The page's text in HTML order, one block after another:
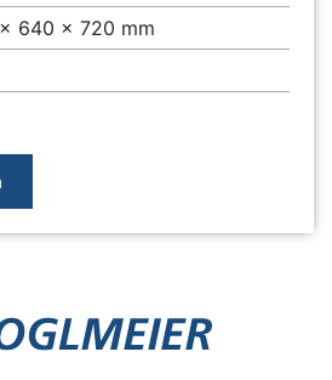
640 x 720 mm